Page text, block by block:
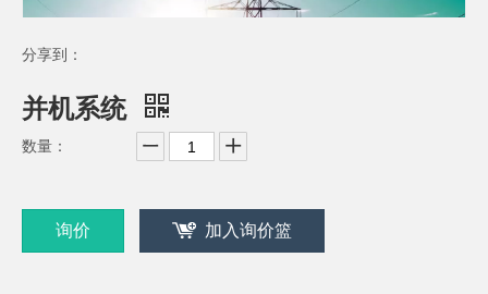
分享到：
并机系统
数量：
询价 加入询价篮